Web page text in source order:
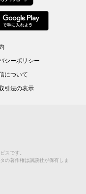
シーポリシー
について
引法の表示
スです。
の著作権は講談社が保有しま